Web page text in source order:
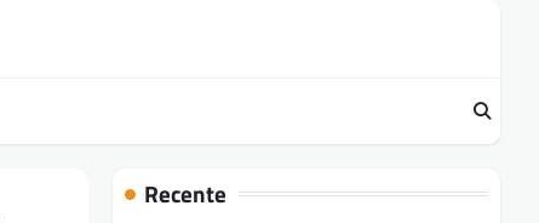
Recente